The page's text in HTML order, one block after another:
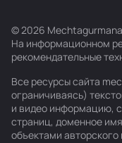
© 2026 Mechtagurmana
На информационном
рекомендательные
Все ресурсы сайта
ограничиваясь)
и видео информацию,
страниц, доменное
объектами